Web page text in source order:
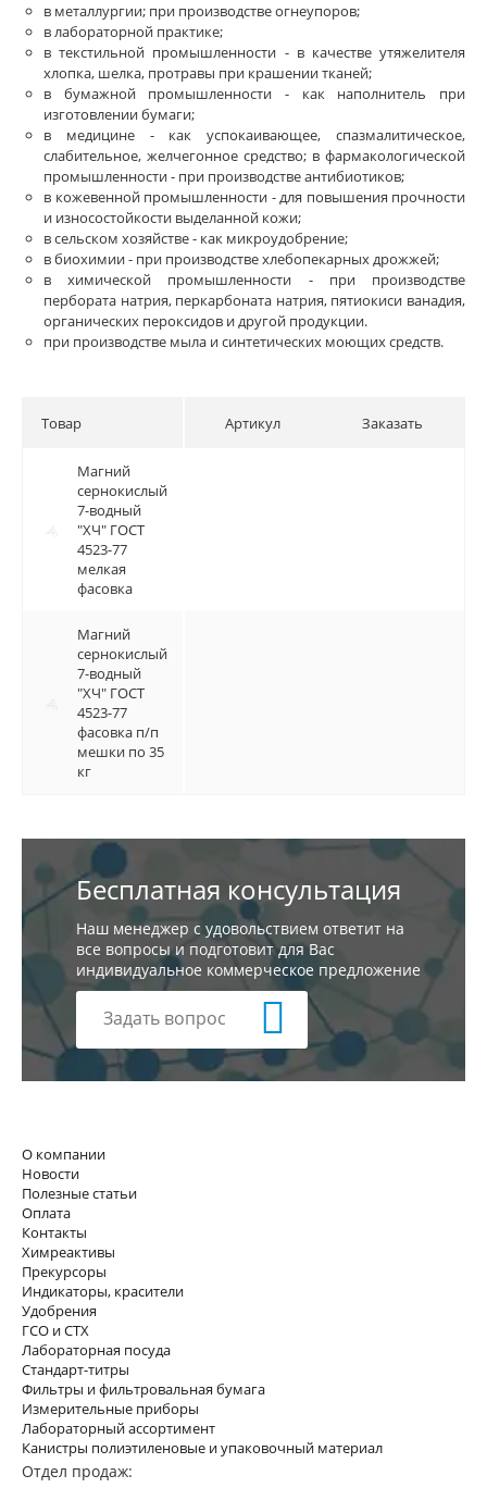
в металлургии; при производстве огнеупоров;
в лабораторной практике;
в текстильной промышленности - в качестве утяжелителя
хлопка, шелка, протравы при крашении тканей;
в бумажной промышленности - как наполнитель при
изготовлении бумаги;
в медицине - как успокаивающее, спазмалитическое,
слабительное, желчегонное средство; в фармакологической
промышленности - при производстве антибиотиков;
в кожевенной промышленности - для повышения прочности
и износостойкости выделанной кожи;
в сельском хозяйстве - как микроудобрение;
в биохимии - при производстве хлебопекарных дрожжей;
в химической промышленности - при производстве
пербората натрия, перкарбоната натрия, пятиокиси ванадия,
органических пероксидов и другой продукции.
при производстве мыла и синтетических моющих средств.
Товар
Магний
сернокислый
7-водный
"ХЧ" ГОСТ
4523-77
мелкая
фасовка
Магний
сернокислый
7-водный
"ХЧ" ГОСТ
4523-77
фасовка п/п
мешки по 35
кг
Артикул Заказать
Бесплатная консультация
Наш менеджер с удовольствием ответит на
все вопросы и подготовит для Вас
индивидуальное коммерческое предложение
Задать вопрос
О компании
Новости
Полезные статьи
Оплата
Контакты
Химреактивы
Прекурсоры
Индикаторы, красители
Удобрения
ГСО и СТХ
Лабораторная посуда
Стандарт-титры
Фильтры и фильтровальная бумага
Измерительные приборы
Лабораторный ассортимент
Канистры полиэтиленовые и упаковочный материал
Отдел продаж: